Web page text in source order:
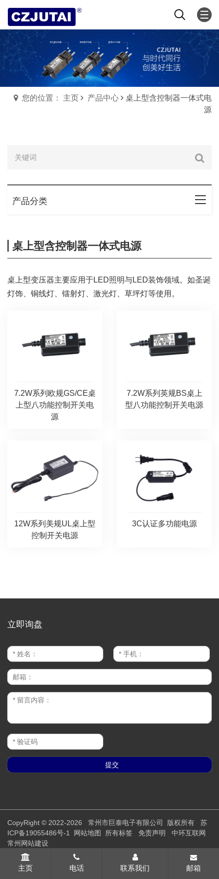
您的位置： 主页 产品中心
桌上型含控制器一体式电
源
产品分类
桌上型含控制器一体式电源
桌上型变压器主要应用于LED照明与LED装饰领域。如圣诞
灯饰、铜线灯、镭射灯、激光灯、草坪灯等使用。
7.2W系列欧规GS/CE桌
上型八功能控制开关电
源
7.2W系列英规BS桌上
型八功能控制开关电源
12W系列美规UL桌上型
控制开关电源
3C认证多功能电源
立即询盘
CopyRight © 2022-2026 常州市巨泰电子有限公司 版权所有 苏
ICP备19055486号-1
网站地图 所有标签 免责声明
中环互联网
常州网站建设
主页 电话 联系我们 邮箱